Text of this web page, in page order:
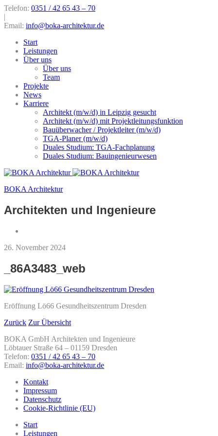
Telefon: 0351 / 42 65 43 – 70
|
Email: info@boka-architektur.de
Start
Leistungen
Über uns
Über uns
Team
Projekte
News
Karriere
Architekt (m/w/d) in Leipzig gesucht
Architekt (m/w/d) mit Projektleitungsfunktion
Bauüberwacher / Projektleiter (m/w/d)
TGA-Planer (m/w/d)
Duales Studium: TGA-Fachplanung
Duales Studium: Bauingenieurwesen
BOKA Architektur
Architekten und Ingenieure
26. November 2024
_86A3483_web
Eröffnung Lö66 Gesundheitszentrum Dresden
Zurück Zur Übersicht
BOKA GmbH Architekten und Ingenieure
Löbtauer Straße 64 – 01159 Dresden
Telefon: 0351 / 42 65 43 – 70
Email: info@boka-architektur.de
Kontakt
Impressum
Datenschutz
Cookie-Richtlinie (EU)
Start
Leistungen